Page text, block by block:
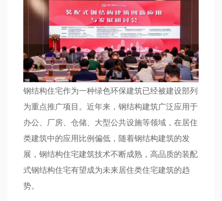
钢结构住宅作为一种绿色环保建筑已经被建设部列
为重点推广项目。近年来，钢结构建筑广泛应用于
办公、厂房、仓储、大型公共设施等领域，在居住
类建筑中的应用比例偏低，随着钢结构建筑的发
展，钢结构住宅建筑技术不断成熟，高品质的装配
式钢结构住宅有望成为未来居住类住宅建筑的趋
势。